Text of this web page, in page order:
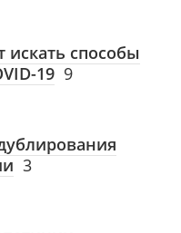
искать способы
19 9
3